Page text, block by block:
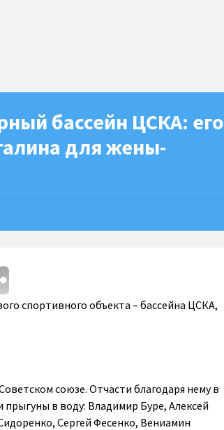
бассейн ЦСКА: его
для жены-
спортивного объекта – бассейна ЦСКА,
союзе. Отчасти благодаря нему в
в воду: Владимир Буре, Алексей
Сергей Фесенко, Вениамин